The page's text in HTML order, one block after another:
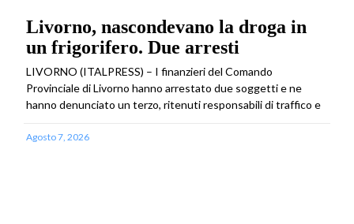
Livorno, nascondevano la droga in
un frigorifero. Due arresti
LIVORNO (ITALPRESS) – I finanzieri del Comando
Provinciale di Livorno hanno arrestato due soggetti e ne
hanno denunciato un terzo, ritenuti responsabili di traffico e
Agosto 7, 2026